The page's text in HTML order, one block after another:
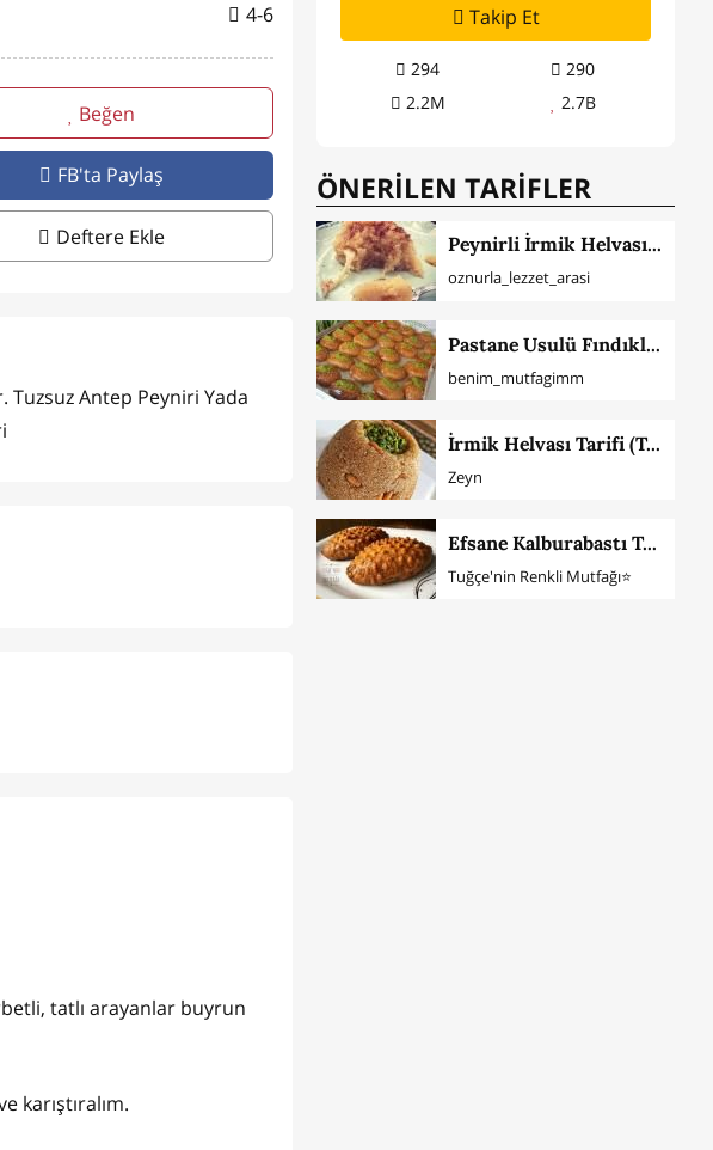
4-6
Beğen
FB'ta Paylaş
Deftere Ekle
Tuzsuz Antep Peyniri Yada
tatlı arayanlar buyrun
karıştıralım.
Takip Et
294
290
2.2M
2.7B
ÖNERİLEN TARİFLER
Peynirli İrmik Helvası Tarifi
oznurla_lezzet_arasi
Pastane Usulü Fındıklı Şekerpare
benim_mutfagimm
İrmik Helvası Tarifi (Tam Ölçü)
Zeyn
Efsane Kalburabastı Tatlısı
Tuğçe'nin Renkli Mutfağı⭐️